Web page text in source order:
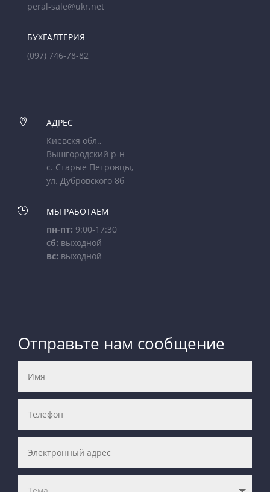
peral-sale@ukr.net
БУХГАЛТЕРИЯ
(097) 746-78-82

АДРЕС
Киевскя обл.,
Вышгородский р-н
с. Старые Петровцы,
ул. Дубровского 8б

МЫ РАБОТАЕМ
пн-пт: 9:00-17:30
сб: выходной
вс: выходной
Отправьте нам сообщение